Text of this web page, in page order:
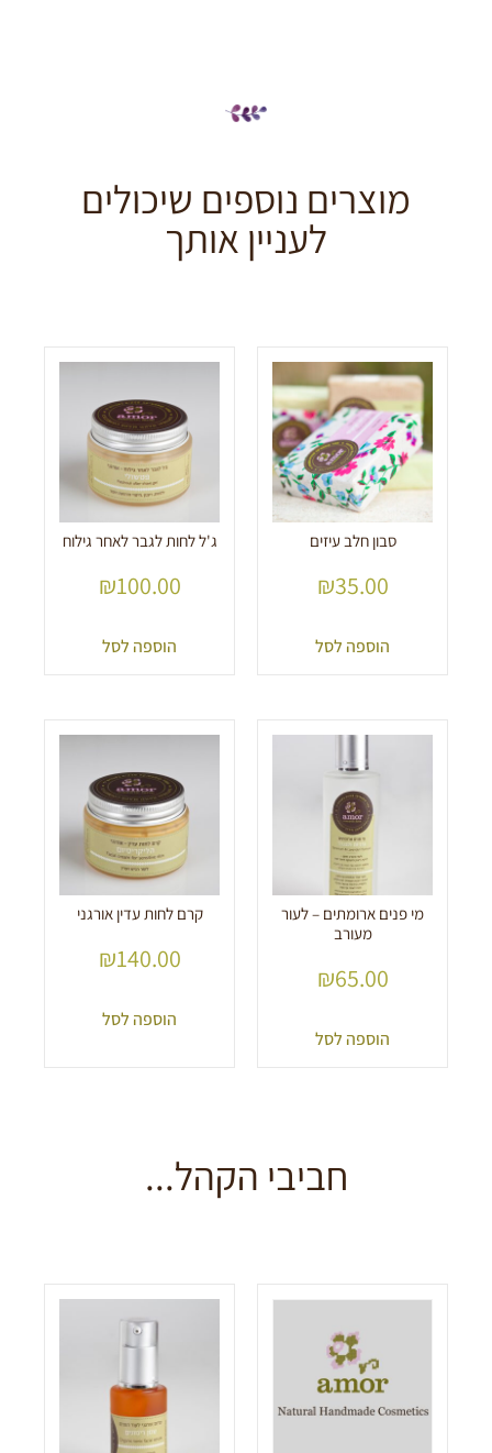
מוצרים נוספים שיכולים
לעניין אותך
סבון חלב עיזים
₪35.00
הוספה לסל
ג'ל לחות לגבר לאחר גילוח
₪100.00
הוספה לסל
מי פנים ארומתים – לעור
מעורב
₪65.00
הוספה לסל
קרם לחות עדין אורגני
₪140.00
הוספה לסל
חביבי הקהל...